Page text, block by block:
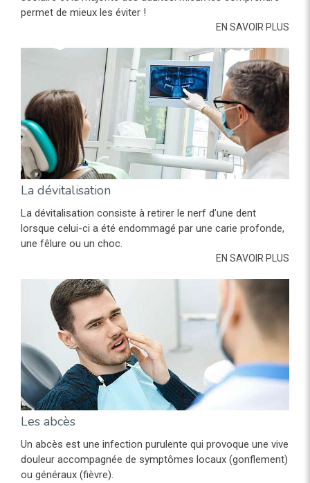
permet de mieux les éviter !
EN SAVOIR PLUS
La dévitalisation
La dévitalisation consiste à retirer le nerf d’une dent
lorsque celui-ci a été endommagé par une carie profonde,
une fêlure ou un choc.
EN SAVOIR PLUS
Les abcès
Un abcès est une infection purulente qui provoque une vive
douleur accompagnée de symptômes locaux (gonflement)
ou généraux (fièvre).